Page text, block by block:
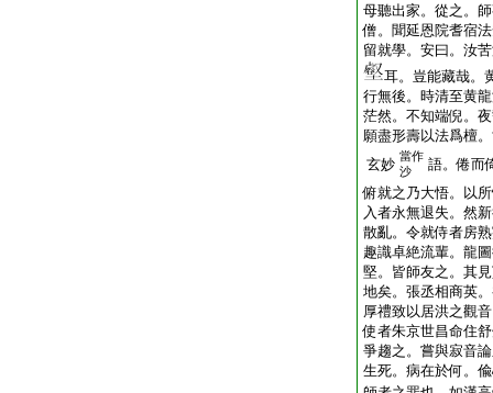
母聽出家。從之。
僧。聞延恩院耆宿
留就學。安曰。汝
耳。豈能藏哉。
行無後。時清至黄
茫然。不知端倪。
願盡形壽以法爲檀
玄妙 當作
沙
語。倦而
俯就之乃大悟。以
入者永無退失。然
散亂。令就侍者房
趣識卓絶流輩。龍
堅。皆師友之。其
地矣。張丞相商英
厚禮致以居洪之觀
使者朱京世昌命住
爭趨之。嘗與寂音
生死。病在於何。